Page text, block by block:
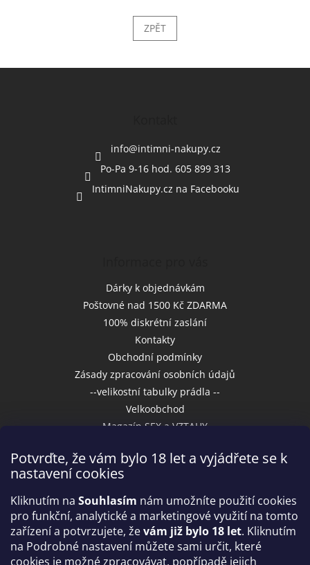
Potvrďte, že vám bylo 18 let a vyjádřete se k
nastavení cookies
Kliknutím na Souhlasím nám umožníte použití cookies
pro funkční, analytické a marketingové využití na tomto
zařízení a potvrzujete, ževám již bylo 18 let. Kliknutím
na Podrobné nastavení můžete sami určit, které
cookies je možné zpracovávat, popřípadě jejich
ZPĚT
info@intimni-nakupy.cz
Po-Pa 9-16 hod. 605 899 313
IntimniNakupy.cz na Facebooku
Dárky k objednávkám
Poštovné nad 1500 Kč ZDARMA
100% diskrétní zaslání
Kontakty
Obchodní podmínky
Zásady zpracování osobních údajů
--velikostní tabulky prádla --
Velkoobchod
Magazín SEX a VZTAHY
Přijímáme online platby